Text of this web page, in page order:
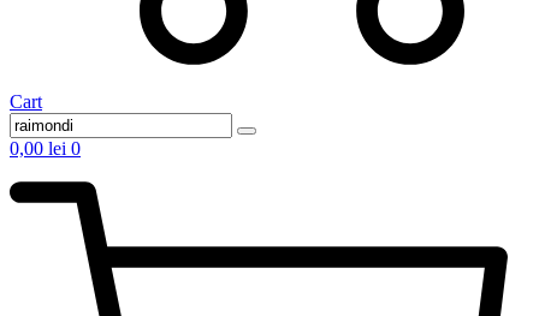
Cart
0,00 lei 0